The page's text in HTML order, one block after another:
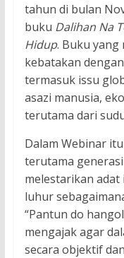
tahun di bulan
buku Dalihan Na
Hidup. Buku yang
kebatakan
termasuk issu
asazi manusia,
terutama dari
Dalam Webinar
terutama
melestarikan
luhur
“Pantun do
mengajak agar
secara objektif